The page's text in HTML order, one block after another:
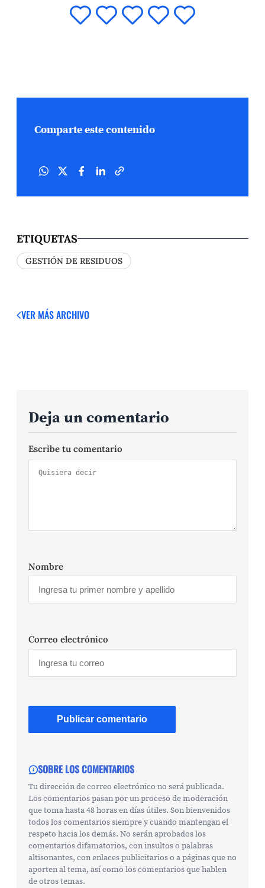
Comparte este contenido
ETIQUETAS
GESTIÓN DE RESIDUOS
VER MÁSARCHIVO
Deja un comentario
Escribe tu comentario
Nombre
Correo electrónico
SOBRE LOS COMENTARIOS
Tu dirección de correo electrónico no será publicada.
Los comentarios pasan por un proceso de moderación
que toma hasta 48 horas en días útiles. Son bienvenidos
todos los comentarios siempre y cuando mantengan el
respeto hacia los demás. No serán aprobados los
comentarios difamatorios, con insultos o palabras
altisonantes, con enlaces publicitarios o a páginas que no
aporten al tema, así como los comentarios que hablen
de otros temas.